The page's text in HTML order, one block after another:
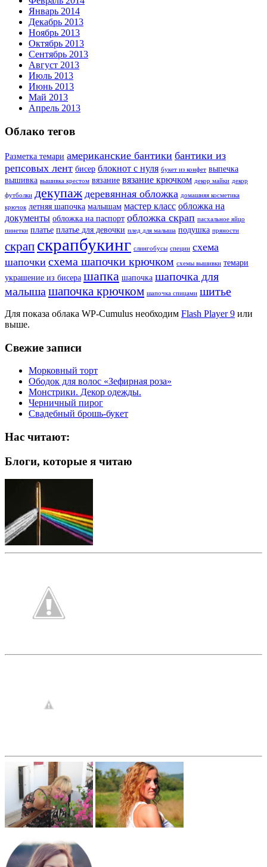
Январь 2014
Декабрь 2013
Ноябрь 2013
Октябрь 2013
Сентябрь 2013
Август 2013
Июль 2013
Июнь 2013
Май 2013
Апрель 2013
Облако тегов
Разметка темари американские бантики бантики из
репсовых лент бисер блокнот с нуля букет из конфет выпечка
вышивка вышивка крестом вязание вязание крючком декор майки декор
футболки декупаж деревянная обложка домашняя косметика
крючок летняя шапочка малышам мастер класс обложка на
документы обложка на паспорт обложка скрап пасхальное яйцо
пинетки платье платье для девочки плед для малыша подушка пряности
скрап скрапбукинг слингобусы специи схема
шапочки схема шапочки крючком схемы вышивки темари
украшение из бисера шапка шапочка шапочка для
малыша шапочка крючком шапочка спицами шитье
Для показа облака WP-Cumulus необходим Flash Player 9 или
выше.
Свежие записи
Морковный торт
Ободок для волос «Зефирная роза»
Монстрики. Декор одежды.
Черничный пирог
Свадебный брошь-букет
Нас читают:
Блоги, которые я читаю